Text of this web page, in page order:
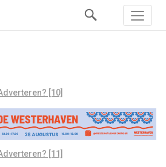
[10]
[11]